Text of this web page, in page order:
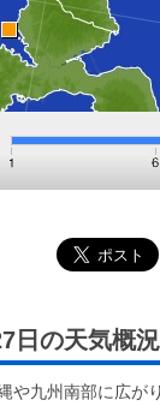
日の天気概況
や九州南部に広が